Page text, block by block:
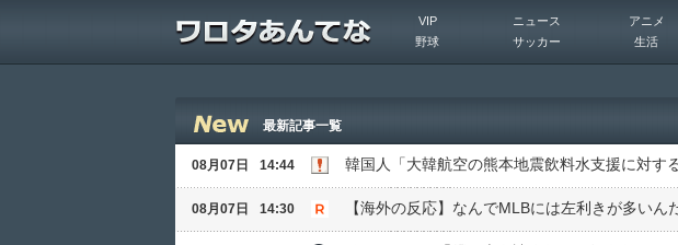
VIP ニュース アニメ
野球
サッカー 生活
最新記事一覧
08月07日 14:44 韓国人「大韓航空の熊本地震飲料水支援に対す
08月07日 14:30